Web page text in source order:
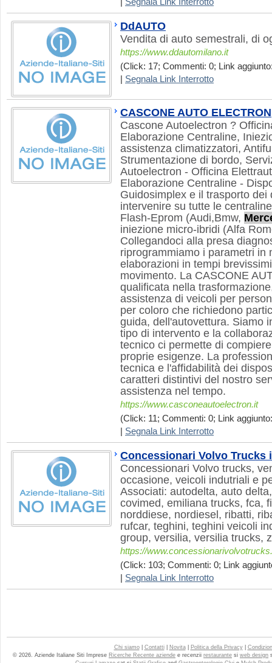
DdAUTO
Vendita di auto semestrali, di
https://www.ddautomilano.it
(Click: 17; Commenti: 0; Link
Segnala Link Interrotto
CASCONE AUTO ELECTRON
Cascone Autoelectron ?
Elaborazione Centraline,
assistenza climatizzatori,
Strumentazione di bordo,
Autoelectron - Officina
Elaborazione Centraline -
Guidosimplex e il trasporto dei
intervenire su tutte le
Flash-Eprom (Audi,Bmw,
iniezione micro-ibridi (Alfa
Collegandoci alla presa
riprogrammiamo i parametri in
elaborazioni in tempi
movimento. La CASCONE
qualificata nella
assistenza di veicoli per
per coloro che richiedono
guida, dell'autovettura. Siamo
tipo di intervento e la
tecnico ci permette di
proprie esigenze. La
tecnica e l'affidabilità dei
caratteri distintivi del nostro
assistenza nel tempo.
https://www.casconeautoelectron.it
(Click: 11; Commenti: 0; Link
Segnala Link Interrotto
Concessionari Volvo Trucks
Concessionari Volvo trucks,
occasione, veicoli indutriali e
Associati: autodelta, auto
covimed, emiliana trucks, fca,
norddiese, nordiesel, ribatti,
rufcar, teghini, teghini veicoli
group, versilia, versilia trucks,
https://
(Click: 103; Commenti: 0; Link
Segnala Link Interrotto
Chi siamo| Contatti| Novita| Politica della Privacy|
© 2026. Aziende Italiane Siti Imprese Ricerche Recente aziende e recenzii restaurante si web design